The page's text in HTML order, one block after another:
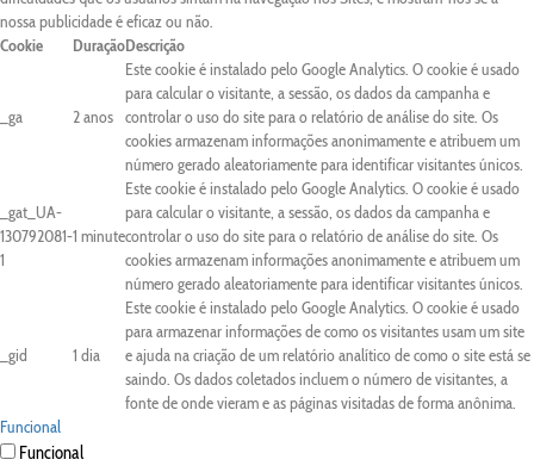
nossa publicidade é eficaz ou não.
Cookie
DuraçãoDescrição
_ga 2 anos
Este cookie é instalado pelo Google Analytics. O cookie é usado
para calcular o visitante, a sessão, os dados da campanha e
controlar o uso do site para o relatório de análise do site. Os
cookies armazenam informações anonimamente e atribuem um
número gerado aleatoriamente para identificar visitantes únicos.
_gat_UA-
130792081-
1
1 minute
Este cookie é instalado pelo Google Analytics. O cookie é usado
para calcular o visitante, a sessão, os dados da campanha e
controlar o uso do site para o relatório de análise do site. Os
cookies armazenam informações anonimamente e atribuem um
número gerado aleatoriamente para identificar visitantes únicos.
_gid 1 dia
Este cookie é instalado pelo Google Analytics. O cookie é usado
para armazenar informações de como os visitantes usam um site
e ajuda na criação de um relatório analítico de como o site está se
saindo. Os dados coletados incluem o número de visitantes, a
fonte de onde vieram e as páginas visitadas de forma anônima.
Funcional
Funcional